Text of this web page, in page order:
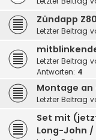
Zündapp
Letzter Beitrag
Letzter Beitrag
Antworten: 4
Montage an
Letzter Beitrag
Set mit
Long-John /